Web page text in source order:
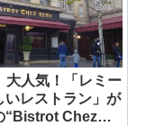
大人気！「レミー
いレストラン」が
“Bistrot Chez